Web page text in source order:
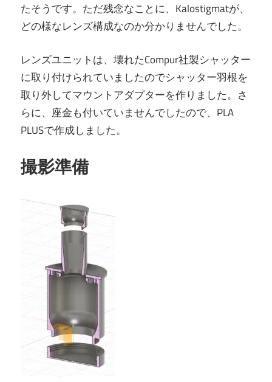
たそうです。ただ残念なことに、Kalostigmatが、
どの様なレンズ構成なのか分かりませんでした。
レンズユニットは、壊れたCompur社製シャッター
に取り付けられていましたのでシャッター羽根を
取り外してマウントアダプターを作りました。さ
らに、座金も付いていませんでしたので、PLA
PLUSで作成しました。
撮影準備